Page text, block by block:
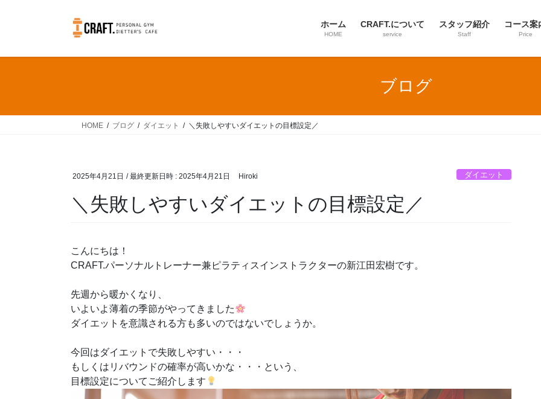
ホーム
HOME
CRAFT.について
service
スタッフ紹介
Staff
コース案
Price
ブログ
HOME ブログ ダイエット ＼失敗しやすいダイエットの目標設定／
2025年4月21日 / 最終更新日時 : 2025年4月21日 Hiroki ダイエット
＼失敗しやすいダイエットの目標設定／
こんにちは！
CRAFT.パーソナルトレーナー兼ピラティスインストラクターの新江田宏樹です。
先週から暖かくなり、
いよいよ薄着の季節がやってきました
ダイエットを意識される方も多いのではないでしょうか。
今回はダイエットで失敗しやすい・・・
もしくはリバウンドの確率が高いかな・・・という、
目標設定についてご紹介します